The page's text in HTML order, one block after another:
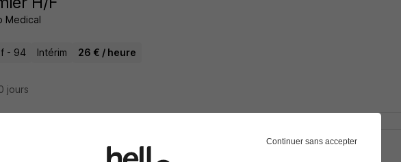
Medical
- 94 Intérim 26 € / heure
jours
Continuer sans accepter